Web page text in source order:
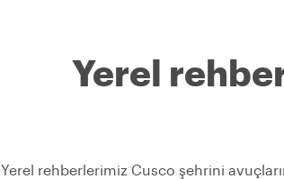
Yerel
Yerel rehberlerimiz Cusco şehrini